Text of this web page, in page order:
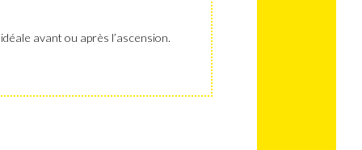
avant ou après l’ascension.